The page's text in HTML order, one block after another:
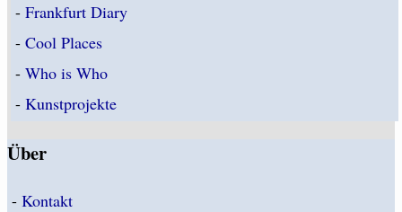
-Frankfurt Diary
-Cool Places
-Who is Who
-Kunstprojekte
Über
- Kontakt